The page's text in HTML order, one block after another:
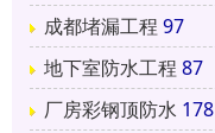
成都堵漏工程 97
地下室防水工程 87
厂房彩钢顶防水 178